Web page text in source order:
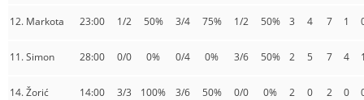
12. Markota 23:00 1/2 50% 3/4 75% 1/2 50% 3 4 7 1
11. Simon 28:00 0/0 0% 0/4 0% 3/6 50% 2 5 7 4
14. Žorić 14:00 3/3 100% 3/6 50% 0/0 0% 2 0 2 0